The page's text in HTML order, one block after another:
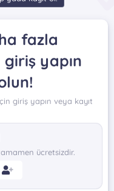
fazla
yapın
giriş yapın veya kayıt
ücretsizdir.